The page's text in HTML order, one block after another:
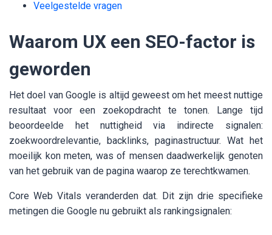
Veelgestelde vragen
Waarom UX een SEO-factor is
geworden
Het doel van Google is altijd geweest om het meest nuttige
resultaat voor een zoekopdracht te tonen. Lange tijd
beoordeelde het nuttigheid via indirecte signalen:
zoekwoordrelevantie, backlinks, paginastructuur. Wat het
moeilijk kon meten, was of mensen daadwerkelijk genoten
van het gebruik van de pagina waarop ze terechtkwamen.
Core Web Vitals veranderden dat. Dit zijn drie specifieke
metingen die Google nu gebruikt als rankingsignalen: